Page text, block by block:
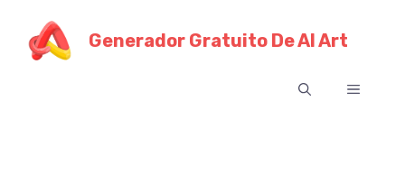
contenido
Generador Gratuito De AI Art
Menú